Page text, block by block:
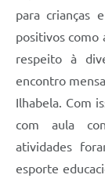
para crianças
positivos como
respeito à
encontro
Ilhabela. Com
com aula
atividades
esporte